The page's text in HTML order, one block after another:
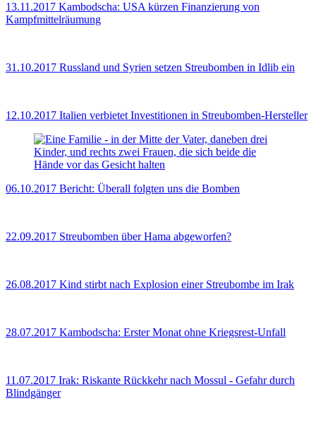
13.11.2017 Kambodscha: USA kürzen Finanzierung von
Kampfmittelräumung
31.10.2017 Russland und Syrien setzen Streubomben in Idlib ein
12.10.2017 Italien verbietet Investitionen in Streubomben-Hersteller
06.10.2017 Bericht: Überall folgten uns die Bomben
22.09.2017 Streubomben über Hama abgeworfen?
26.08.2017 Kind stirbt nach Explosion einer Streubombe im Irak
28.07.2017 Kambodscha: Erster Monat ohne Kriegsrest-Unfall
11.07.2017 Irak: Riskante Rückkehr nach Mossul - Gefahr durch
Blindgänger